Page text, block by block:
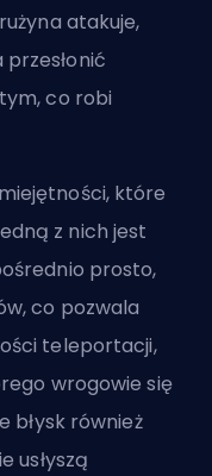
atakuje,
co robi
które
z nich jest
prosto,
co pozwala
teleportacji,
wrogowie się
błysk również
usłyszą